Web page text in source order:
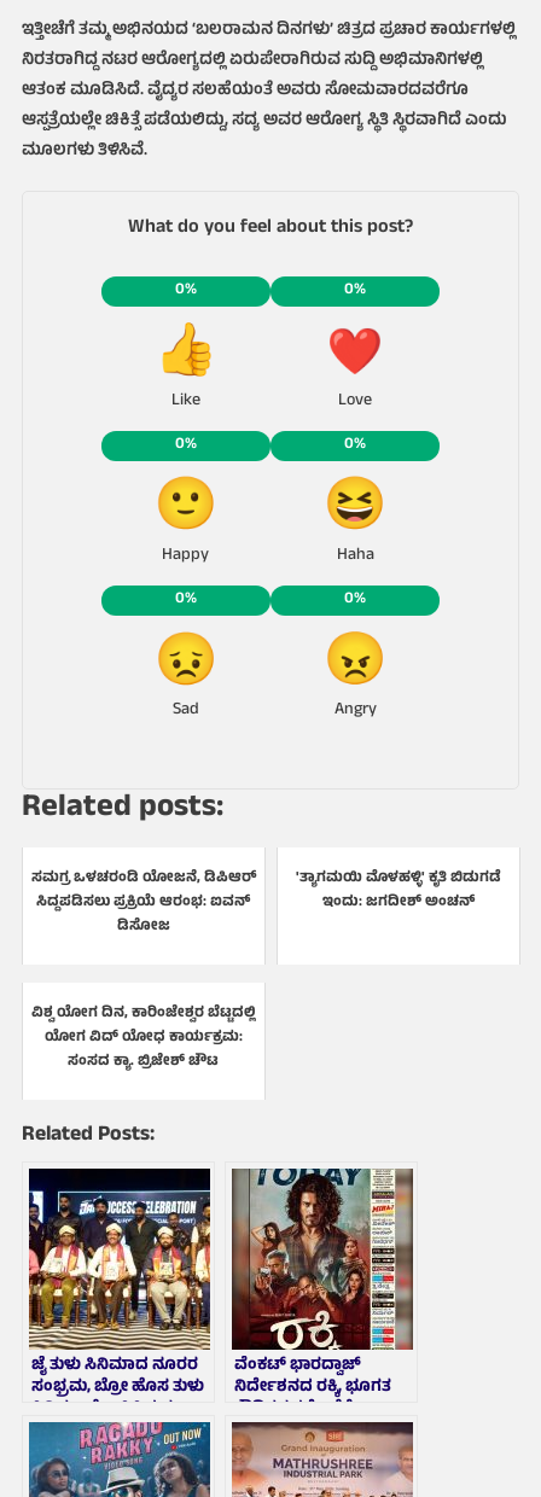
ಇತ್ತೀಚೆಗೆ ತಮ್ಮ ಅಭಿನಯದ ‘ಬಲರಾಮನ ದಿನಗಳು’ ಚಿತ್ರದ ಪ್ರಚಾರ ಕಾರ್ಯಗಳಲ್ಲಿ
ನಿರತರಾಗಿದ್ದ ನಟರ ಆರೋಗ್ಯದಲ್ಲಿ ಏರುಪೇರಾಗಿರುವ ಸುದ್ದಿ ಅಭಿಮಾನಿಗಳಲ್ಲಿ
ಆತಂಕ ಮೂಡಿಸಿದೆ. ವೈದ್ಯರ ಸಲಹೆಯಂತೆ ಅವರು ಸೋಮವಾರದವರೆಗೂ
ಆಸ್ಪತ್ರೆಯಲ್ಲೇ ಚಿಕಿತ್ಸೆ ಪಡೆಯಲಿದ್ದು, ಸದ್ಯ ಅವರ ಆರೋಗ್ಯ ಸ್ಥಿತಿ ಸ್ಥಿರವಾಗಿದೆ ಎಂದು
ಮೂಲಗಳು ತಿಳಿಸಿವೆ.
What do you feel about this post?
0%
Like
0%
Love
0%
Happy
0%
Haha
0%
Sad
0%
Angry
Related posts:
ಸಮಗ್ರ ಒಳಚರಂಡಿ ಯೋಜನೆ, ಡಿಪಿಆರ್
ಸಿದ್ದಪಡಿಸಲು ಪ್ರಕ್ರಿಯೆ ಆರಂಭ: ಐವನ್
ಡಿಸೋಜ
'ತ್ಯಾಗಮಯಿ ಮೊಳಹಳ್ಳಿ' ಕೃತಿ ಬಿಡುಗಡೆ
ಇಂದು: ಜಗದೀಶ್ ಅಂಚನ್
ವಿಶ್ವ ಯೋಗ ದಿನ, ಕಾರಿಂಜೇಶ್ವರ ಬೆಟ್ಟದಲ್ಲಿ
ಯೋಗ ವಿದ್ ಯೋಧ ಕಾರ್ಯಕ್ರಮ:
ಸಂಸದ ಕ್ಯಾ. ಬ್ರಿಜೇಶ್ ಚೌಟ
Related Posts:
ಜೈ ತುಳು ಸಿನಿಮಾದ ನೂರರ
ಸಂಭ್ರಮ, ಬ್ರೋ ಹೊಸ ತುಳು
ಸಿನಿಮಾ ಘೋಷಿಸಿದ ನಟ,
ನಿರ್ದೇಶಕ ರೂಪೇಶ್ ಶೆಟ್ಟಿ
ವೆಂಕಟ್ ಭಾರದ್ವಾಜ್
ನಿರ್ದೇಶನದ ರಕ್ಕಿ, ಭೂಗತ
ರೌಡಿಗಳ ಕಥೆ ಜತೆಗೆ
ಕೌಟುಂಬಿಕ, ಲವ್ ಸ್ಟೋರಿ
ಟಚ್